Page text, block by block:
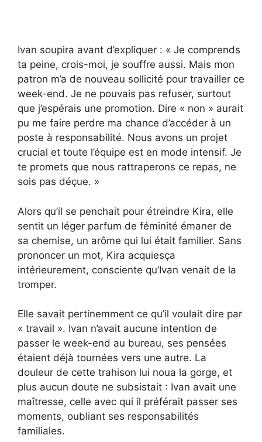
Ivan soupira avant d’expliquer : « Je comprends
ta peine, crois-moi, je souffre aussi. Mais mon
patron m’a de nouveau sollicité pour travailler ce
week-end. Je ne pouvais pas refuser, surtout
que j’espérais une promotion. Dire « non » aurait
pu me faire perdre ma chance d’accéder à un
poste à responsabilité. Nous avons un projet
crucial et toute l’équipe est en mode intensif. Je
te promets que nous rattraperons ce repas, ne
sois pas déçue. »
Alors qu’il se penchait pour étreindre Kira, elle
sentit un léger parfum de féminité émaner de
sa chemise, un arôme qui lui était familier. Sans
prononcer un mot, Kira acquiesça
intérieurement, consciente qu’Ivan venait de la
tromper.
Elle savait pertinemment ce qu’il voulait dire par
« travail ». Ivan n’avait aucune intention de
passer le week-end au bureau, ses pensées
étaient déjà tournées vers une autre. La
douleur de cette trahison lui noua la gorge, et
plus aucun doute ne subsistait : Ivan avait une
maîtresse, celle avec qui il préférait passer ses
moments, oubliant ses responsabilités
familiales.